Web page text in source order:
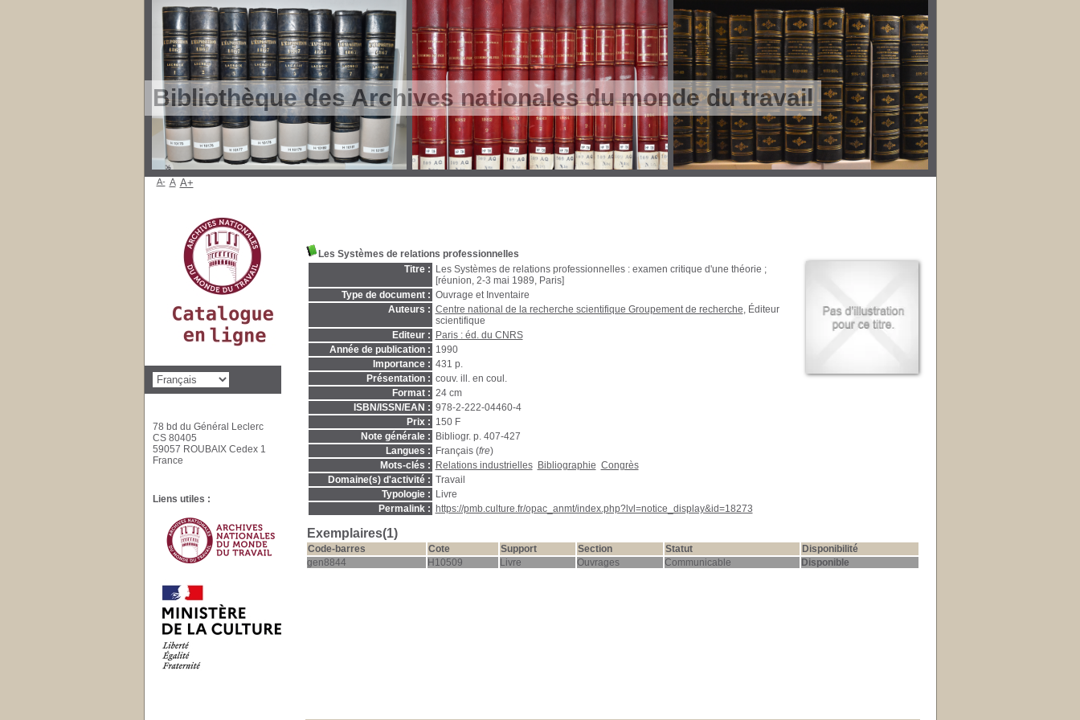
Bibliothèque des Archives nationales du monde du travail
Les Systèmes de relations professionnelles
Titre :
Les Systèmes de relations professionnelles : examen critique d'une théorie ;
[réunion, 2-3 mai 1989, Paris]
Type de document : Ouvrage et Inventaire
Auteurs : Centre national de la recherche scientifique Groupement de recherche, Éditeur
scientifique
Editeur :
Paris : éd. du CNRS
Année de publication : 1990
Importance : 431 p.
Présentation : couv. ill. en coul.
Format : 24 cm
ISBN/ISSN/EAN : 978-2-222-04460-4
Prix : 150 F
Note générale :
Bibliogr. p. 407-427
Langues :
Français (fre)
Mots-clés :
Relations industrielles Bibliographie Congrès
Domaine(s) d'activité : Travail
Typologie :
Livre
Permalink :
https://pmb.culture.fr/opac_anmt/index.php?lvl=notice_display&id=18273
Exemplaires(1)
Code-barres Cote Support Section Statut
Disponibilité
gen8844
H10509 Livre Ouvrages Communicable Disponible
A- A A+
78 bd du Général Leclerc
CS 80405
59057 ROUBAIX Cedex 1
France
Liens utiles :